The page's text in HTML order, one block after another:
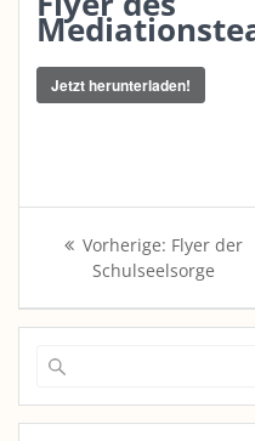
Jetzt herunterladen!
Beitragsnavigation
Vorherige: Vorheriger
Beitrag:
Flyer der
Schulseelsorge